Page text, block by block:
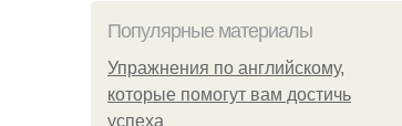
Популярные материалы
Упражнения по английскому,
которые помогут вам достичь
успеха